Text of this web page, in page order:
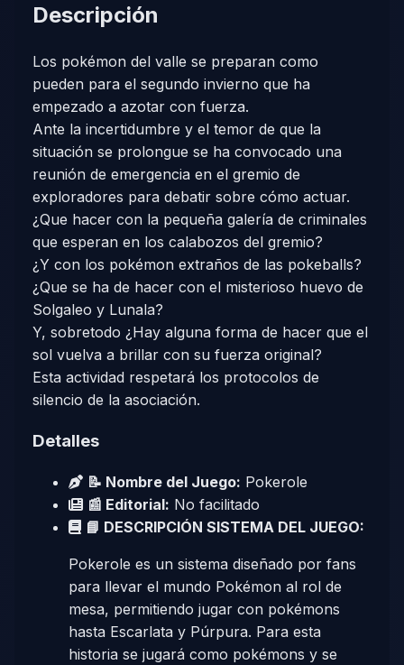
Descripción
Los pokémon del valle se preparan como
pueden para el segundo invierno que ha
empezado a azotar con fuerza.
Ante la incertidumbre y el temor de que la
situación se prolongue se ha convocado una
reunión de emergencia en el gremio de
exploradores para debatir sobre cómo actuar.
¿Que hacer con la pequeña galería de criminales
que esperan en los calabozos del gremio?
¿Y con los pokémon extraños de las pokeballs?
¿Que se ha de hacer con el misterioso huevo de
Solgaleo y Lunala?
Y, sobretodo ¿Hay alguna forma de hacer que el
sol vuelva a brillar con su fuerza original?
Esta actividad respetará los protocolos de
silencio de la asociación.
Detalles
📝 Nombre del Juego: Pokerole
📰 Editorial: No facilitado
📘 DESCRIPCIÓN SISTEMA DEL JUEGO:
Pokerole es un sistema diseñado por fans
para llevar el mundo Pokémon al rol de
mesa, permitiendo jugar con pokémons
hasta Escarlata y Púrpura. Para esta
historia se jugará como pokémons y se